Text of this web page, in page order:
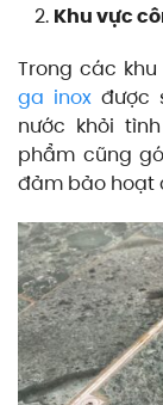
Khu vực
Trong các
ga inox được
nước khỏi
phẩm cũng
đảm bảo hoạt